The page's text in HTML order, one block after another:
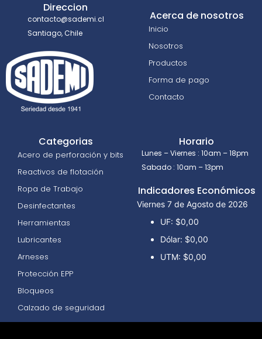
Direccion
contacto@sademi.cl
Santiago, Chile
Acerca de nosotros
Inicio
Nosotros
Productos
Forma de pago
Contacto
Categorias
Acero de perforación y bits
Reactivos de flotación
Ropa de Trabajo
Desinfectantes
Herramientas
Lubricantes
Arneses
Protección EPP
Bloqueos
Calzado de seguridad
Horario
Lunes – Viernes : 10am – 18pm
Sabado : 10am – 13pm
Indicadores Económicos
Viernes 7 de Agosto de 2026
UF: $0,00
Dólar: $0,00
UTM: $0,00